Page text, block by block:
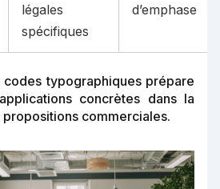
légales
spécifiques
d’emphase
typographiques prépare
concrètes dans la
commerciales.